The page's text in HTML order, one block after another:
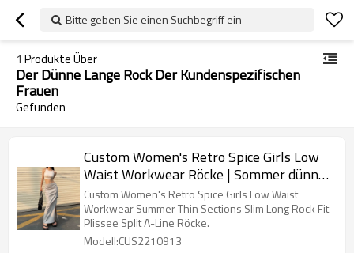
Bitte geben Sie einen Suchbegriff ein
1 Produkte Über
Der Dünne Lange Rock Der Kundenspezifischen
Frauen
Gefunden
Custom Women's Retro Spice Girls Low
Waist Workwear Röcke | Sommer dünne
Schnitte schlanke lange Röcke | Passen
Sie Faltenröcke in A-Linie
Custom Women's Retro Spice Girls Low Waist
Workwear Summer Thin Sections Slim Long Rock Fit
Plissee Split A-Line Röcke.
Modell:CUS2210913